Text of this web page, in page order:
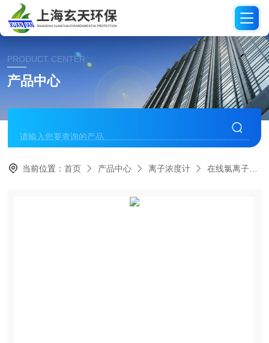
PRODUCT CENTER
产品中心
当前位置：首页 产品中心 离子浓度计 在线氯离子检测仪